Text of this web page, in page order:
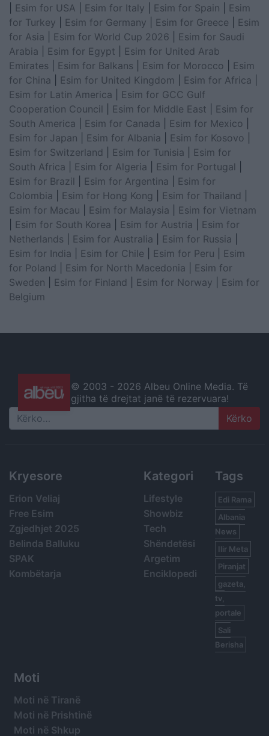
Esim for USA Esim for Italy Esim for Spain
Esim
for Turkey
Esim for Germany Esim for Greece
Esim
for Asia
Esim for World Cup 2026
Esim for Saudi
Arabia
Esim for Egypt
Esim for United Arab
Emirates
Esim for Balkans Esim for Morocco
Esim
for China
Esim for United Kingdom Esim for Africa
Esim for Latin America
Esim for GCC Gulf
Cooperation Council
Esim for Middle East
Esim for
South America
Esim for Canada Esim for Mexico
Esim for Japan
Esim for Albania Esim for Kosovo
Esim for Switzerland
Esim for Tunisia
Esim for
South Africa
Esim for Algeria Esim for Portugal
Esim for Brazil
Esim for Argentina
Esim for
Colombia
Esim for Hong Kong Esim for Thailand
Esim for Macau
Esim for Malaysia
Esim for Vietnam
Esim for South Korea Esim for Austria
Esim for
Netherlands
Esim for Australia Esim for Russia
Esim for India
Esim for Chile Esim for Peru
Esim
for Poland
Esim for North Macedonia
Esim for
Sweden
Esim for Finland Esim for Norway
Esim for
Belgium
© 2003 - 2026 Albeu Online Media. Të
gjitha të drejtat janë të rezervuara!
Search
Kryesore
Erion Veliaj
Free Esim
Zgjedhjet 2025
Belinda Balluku
SPAK
Kombëtarja
Kategori
Lifestyle
Showbiz
Tech
Shëndetësi
Argetim
Enciklopedi
Tags
Edi Rama
Albania
News
Ilir Meta
Piranjat
gazeta,
tv,
portale
Sali
Berisha
Moti
Moti në Tiranë
Moti në Prishtinë
Moti në Shkup